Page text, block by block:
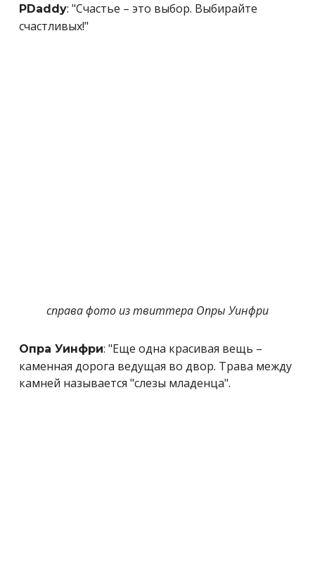
PDaddy: "Счастье – это выбор. Выбирайте
счастливых!"
справа фото из твиттера Опры Уинфри
Опра Уинфри: "Еще одна красивая вещь –
каменная дорога ведущая во двор. Трава между
камней называется "слезы младенца".